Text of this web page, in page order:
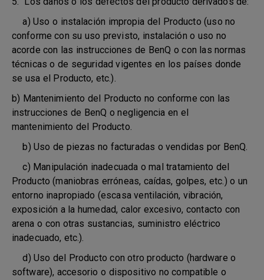
a) Uso o instalación impropia del Producto (uso no
conforme con su uso previsto, instalación o uso no
acorde con las instrucciones de BenQ o con las normas
técnicas o de seguridad vigentes en los países donde
se usa el Producto, etc.).
b) Mantenimiento del Producto no conforme con las
instrucciones de BenQ o negligencia en el
mantenimiento del Producto.
b) Uso de piezas no facturadas o vendidas por BenQ.
c) Manipulación inadecuada o mal tratamiento del
Producto (maniobras erróneas, caídas, golpes, etc.) o un
entorno inapropiado (escasa ventilación, vibración,
exposición a la humedad, calor excesivo, contacto con
arena o con otras sustancias, suministro eléctrico
inadecuado, etc.).
d) Uso del Producto con otro producto (hardware o
software), accesorio o dispositivo no compatible o